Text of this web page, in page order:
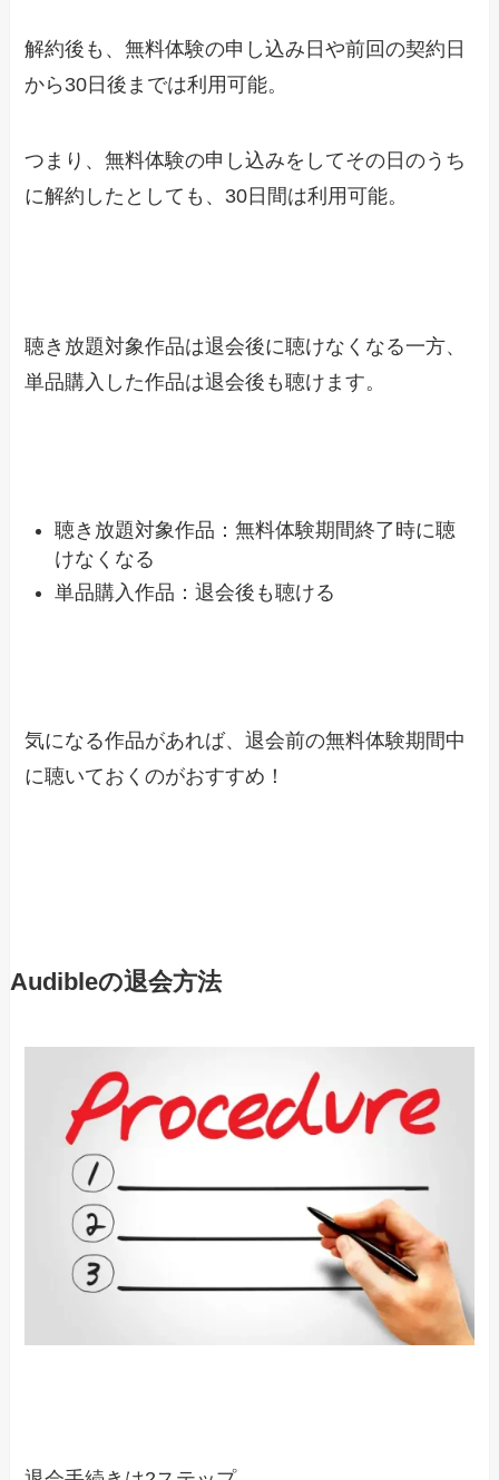
解約後も、無料体験の申し込み日や前回の契約日
から30日後までは利用可能。
つまり、無料体験の申し込みをしてその日のうち
に解約したとしても、30日間は利用可能。
聴き放題対象作品は退会後に聴けなくなる一方、
単品購入した作品は退会後も聴けます。
聴き放題対象作品：無料体験期間終了時に聴
けなくなる
単品購入作品：退会後も聴ける
気になる作品があれば、退会前の無料体験期間中
に聴いておくのがおすすめ！
Audibleの退会方法